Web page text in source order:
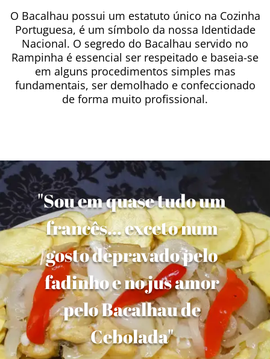
O Bacalhau possui um estatuto único na Cozinha
Portuguesa, é um símbolo da nossa Identidade
Nacional. O segredo do Bacalhau servido no
Rampinha é essencial ser respeitado e baseia-se
em alguns procedimentos simples mas
fundamentais, ser demolhado e confeccionado
de forma muito profissional.
"Sou em quase tudo um
francês... exceto num
gosto depravado pelo
fadinho e no jus amor
pelo Bacalhau de
Cebolada"